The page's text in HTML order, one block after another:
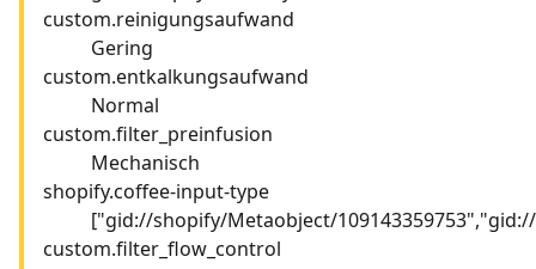
custom.reinigungsaufwand
Gering
custom.entkalkungsaufwand
Normal
custom.filter_preinfusion
Mechanisch
shopify.coffee-input-type
["gid://shopify/Metaobject/
custom.filter_flow_control